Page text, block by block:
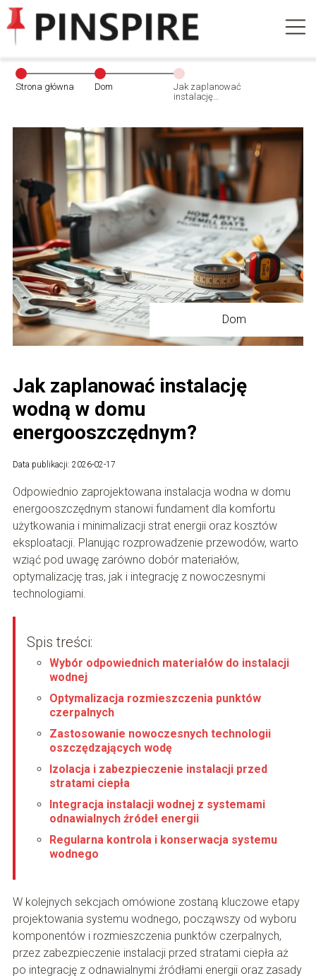
Strona główna Dom
Jak zaplanować
instalację
Dom
Jak zaplanować instalację
wodną w domu
energooszczędnym?
Data publikacji: 2026-02-17
Odpowiednio zaprojektowana instalacja wodna w domu
energooszczędnym stanowi fundament dla komfortu
użytkowania i minimalizacji strat energii oraz kosztów
eksploatacji. Planując rozprowadzenie przewodów, warto
wziąć pod uwagę zarówno dobór materiałów,
optymalizację tras, jak i integrację z nowoczesnymi
technologiami.
Spis treści:
Wybór odpowiednich materiałów do instalacji
wodnej
Optymalizacja rozmieszczenia punktów
czerpalnych
Zastosowanie nowoczesnych technologii
oszczędzających wodę
Izolacja i zabezpieczenie instalacji przed
stratami ciepła
Integracja instalacji wodnej z systemami
odnawialnych źródeł energii
Regularna kontrola i konserwacja systemu
wodnego
W kolejnych sekcjach omówione zostaną kluczowe etapy
projektowania systemu wodnego, począwszy od wyboru
komponentów i rozmieszczenia punktów czerpalnych,
przez zabezpieczenie instalacji przed stratami ciepła aż
po integrację z odnawialnymi źródłami energii oraz zasady